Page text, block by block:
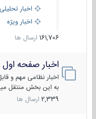
اخبار تحلیلی
اخبار ویژه
161,706 ارسال ها
اخبار صفحه اول
اخبار نظامی مهم و
به این بخش منتقل
2,339 ارسال ها